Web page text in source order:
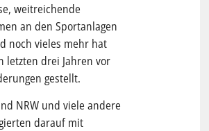
weitreichende
an den Sportanlagen
noch vieles mehr hat
letzten drei Jahren vor
gestellt.
NRW und viele andere
darauf mit